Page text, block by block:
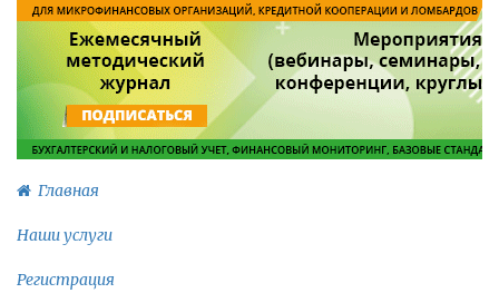
Главная
Наши услуги
Регистрация